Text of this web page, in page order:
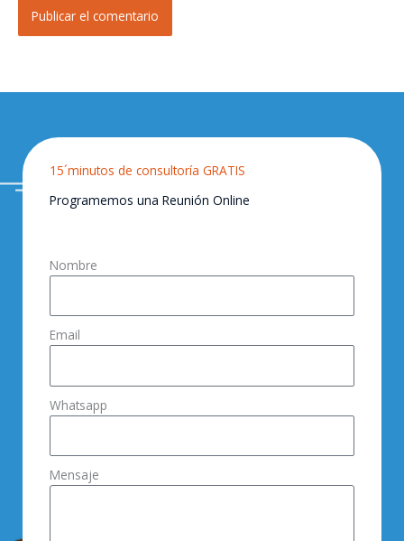
15´minutos de consultoría GRATIS
Programemos una Reunión Online
Nombre
Email
Whatsapp
Mensaje